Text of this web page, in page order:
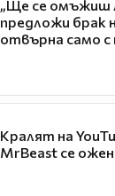
„Ще се омъжиш
предложи брак
отвърна само
Кралят на
MrBeast се